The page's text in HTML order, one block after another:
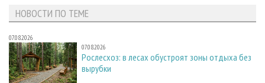
НОВОСТИ ПО ТЕМЕ
07.08.2026
07.08.2026
Рослесхоз: в лесах обустроят зоны отдыха без
вырубки